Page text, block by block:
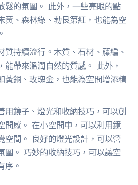
鬆的氛圍。 此外，一些亮眼的點
黃、森林綠、勃艮第紅，也能為空
質持續流行。木質、石材、藤編、
能帶來溫潤自然的質感。 此外，
黃銅、玫瑰金，也能為空間增添精
用鏡子、燈光和收納技巧，可以創
間感。 在小空間中，可以利用鏡
空間。 良好的燈光設計，可以營
圍。 巧妙的收納技巧，可以讓空
序。